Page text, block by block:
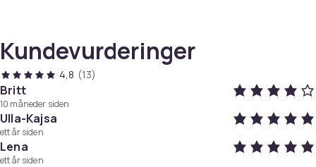
Kundevurderinger
4,8 (13)
Britt
10 måneder siden
Ulla-Kajsa
ett år siden
Lena
ett år siden